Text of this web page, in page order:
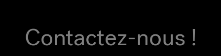
Contactez-nous !